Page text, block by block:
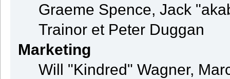
Graeme Spence, Jack
Trainor et Peter Duggan
Marketing
Will "Kindred" Wagner,